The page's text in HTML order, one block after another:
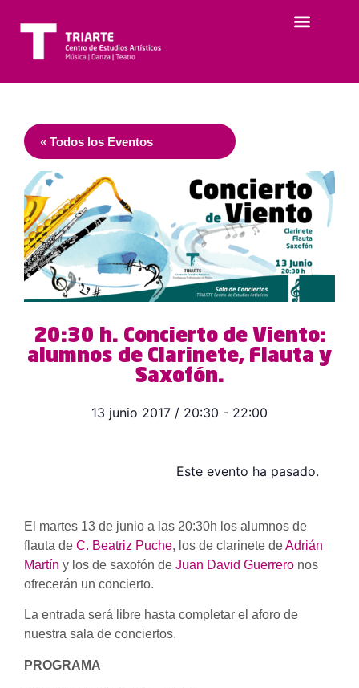
« Todos los Eventos
20:30 h. Concierto de Viento:
alumnos de Clarinete, Flauta y
Saxofón.
13 junio 2017 / 20:30 - 22:00
Este evento ha pasado.
El martes 13 de junio a las 20:30h los alumnos de
flauta de C. Beatriz Puche, los de clarinete deAdrián
Martín y los de saxofón de Juan David Guerrero nos
ofrecerán un concierto.
La entrada será libre hasta completar el aforo de
nuestra sala de conciertos.
PROGRAMA